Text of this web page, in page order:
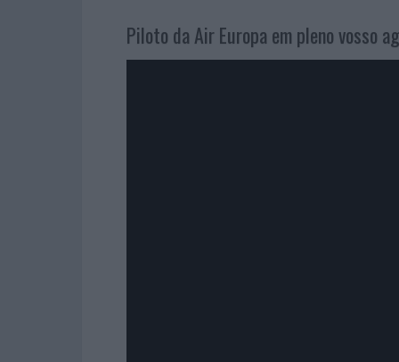
Piloto da Air Europa em pleno vosso